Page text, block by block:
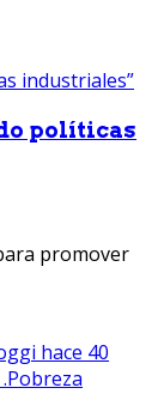
políticas
promover